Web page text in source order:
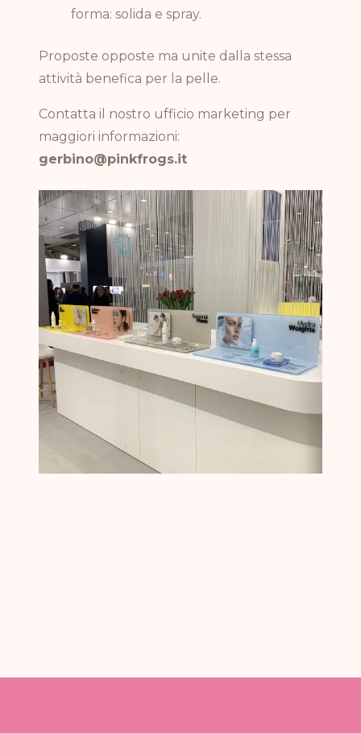
forma: solida e spray.
Proposte opposte ma unite dalla stessa
attività benefica per la pelle.
Contatta il nostro ufficio marketing per
maggiori informazioni:
gerbino@pinkfrogs.it